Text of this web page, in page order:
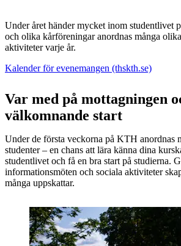
Under året händer mycket inom studentlivet
och olika kårföreningar anordnas många
aktiviteter varje år.
Kalender för evenemangen (thskth.se)
Var med på mottagningen
välkomnande start
Under de första veckorna på KTH anordnas
studenter – en chans att lära känna dina
studentlivet och få en bra start på studierna.
informationsmöten och sociala aktiviteter
många uppskattar.